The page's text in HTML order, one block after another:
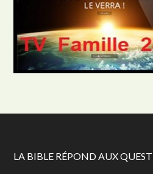
LA BIBLE RÉPOND AUX